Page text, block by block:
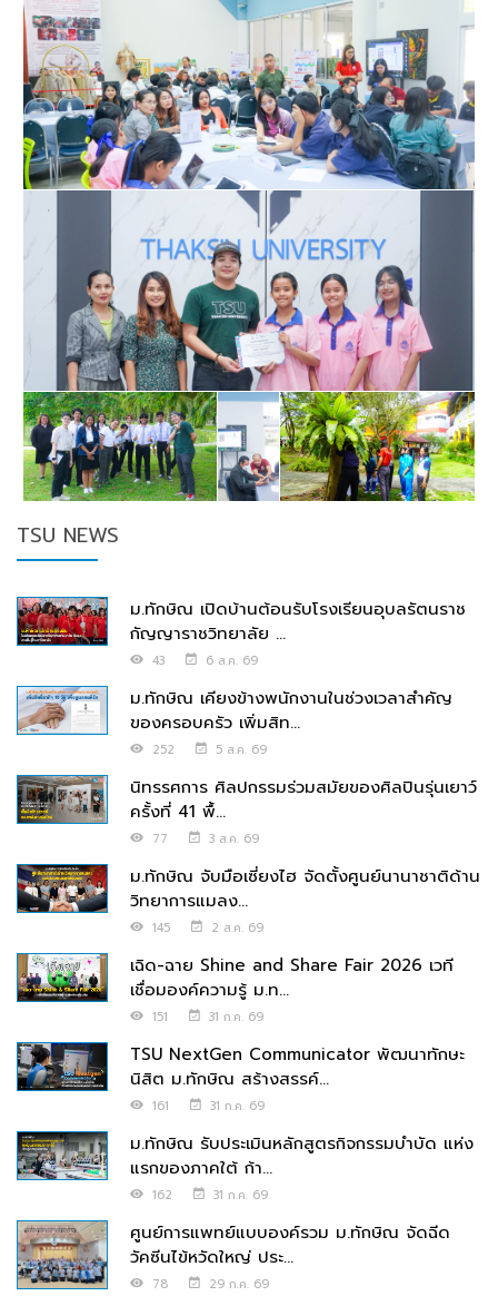
TSU NEWS
ม.ทักษิณ เปิดบ้านต้อนรับโรงเรียนอุบลรัตนราช
กัญญาราชวิทยาลัย ...
43 6 ส.ค. 69
ม.ทักษิณ เคียงข้างพนักงานในช่วงเวลาสำคัญ
ของครอบครัว เพิ่มสิท...
252 5 ส.ค. 69
นิทรรศการ ศิลปกรรมร่วมสมัยของศิลปินรุ่นเยาว์
ครั้งที่ 41 พื้...
77 3 ส.ค. 69
ม.ทักษิณ จับมือเซี่ยงไฮ จัดตั้งศูนย์นานาชาติด้าน
วิทยาการแมลง...
145 2 ส.ค. 69
เฉิด-ฉาย Shine and Share Fair 2026 เวที
เชื่อมองค์ความรู้ ม.ท...
151 31 ก.ค. 69
TSU NextGen Communicator พัฒนาทักษะ
นิสิต ม.ทักษิณ สร้างสรรค์...
161 31 ก.ค. 69
ม.ทักษิณ รับประเมินหลักสูตรกิจกรรมบำบัด แห่ง
แรกของภาคใต้ ก้า...
162 31 ก.ค. 69
ศูนย์การแพทย์แบบองค์รวม ม.ทักษิณ จัดฉีด
วัคซีนไข้หวัดใหญ่ ประ...
78 29 ก.ค. 69